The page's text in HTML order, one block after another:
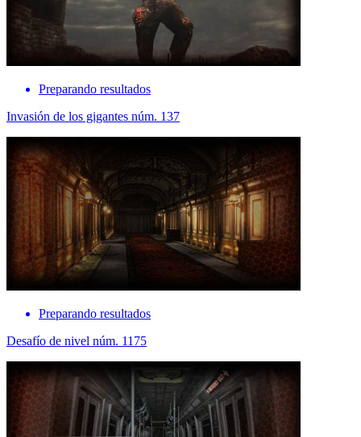
Preparando resultados
Invasión de los gigantes núm. 137
Preparando resultados
Desafío de nivel núm. 1175